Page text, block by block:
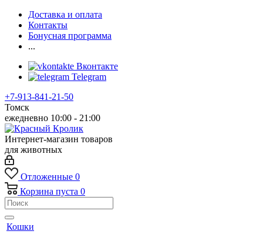
Доставка и оплата
Контакты
Бонусная программа
...
Вконтакте
Telegram
+7-913-841-21-50
Томск
ежедневно 10:00 - 21:00
Интернет-магазин товаров
для животных
Отложенные 0
Корзина пуста 0
Кошки